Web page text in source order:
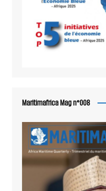
Maritimafrica Mag n°008